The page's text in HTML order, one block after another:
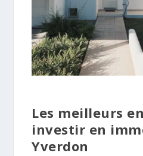
Les meilleurs
investir en
Yverdon